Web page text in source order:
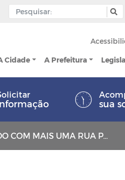
Cidade A Prefeitura
sua
UMA RUA PAVIMENTADA